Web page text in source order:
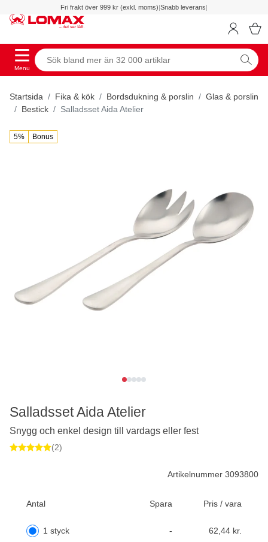
Fri frakt över 999 kr (exkl. moms)|Snabb leverans|
Menu
Startsida Fika & kök Bordsdukning & porslin
Glas & porslin
Bestick
Salladsset Aida Atelier
5% Bonus
Artikelnummer 3093800
Antal Spara Pris / vara
1 styck - 62,44 kr.
Salladsset Aida Atelier
Snygg och enkel design till vardags eller fest
(2)